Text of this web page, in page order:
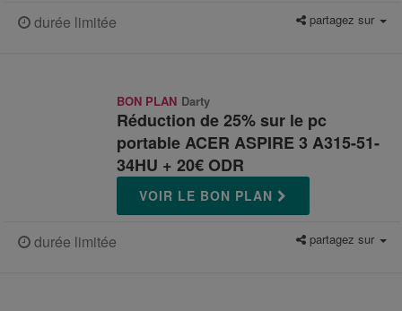
durée limitée partagez sur
BON PLAN Darty
Réduction de 25% sur le pc
portable ACER ASPIRE 3 A315-51-
34HU + 20€ ODR
VOIR LE BON PLAN
durée limitée partagez sur